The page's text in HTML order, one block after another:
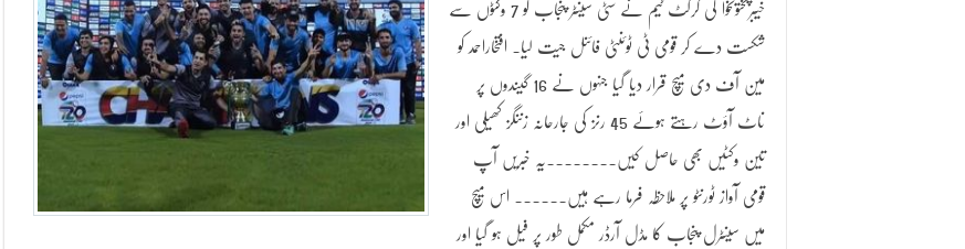
خیبرپختونخوا کی کرکٹ ٹیم نے سٹی سینٹر پنجاب کو 7 وکٹوں سے
شکست دے کر قومی ٹی ٹوئنٹی فائنل جیت لیا۔ افتخاراحمد کو
مین آف دی میچ قرار دیا گیا جنہوں نے 16 گیندوں پر
ناٹ آؤٹ رہتے ہوئے 45 رنز کی جارحانہ زننگز کھیلی اور
تین وکٹیں بھی حاصل کیں۔۔۔۔۔۔۔۔یہ خبریں آپ
قومی آواز ٹورنٹو پر ملاحظہ فرما رہے ہیں۔۔۔۔۔۔ اس میچ
میں سینٹرل پنجاب کا مڈل آرڈر مکمل طور پر فیل ہو گیا اور